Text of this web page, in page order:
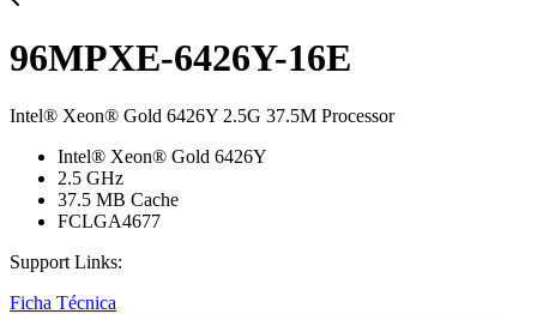
96MPXE-6426Y-16E
Intel® Xeon® Gold 6426Y 2.5G 37.5M Processor
Intel® Xeon® Gold 6426Y
2.5 GHz
37.5 MB Cache
FCLGA4677
Support Links:
Ficha Técnica